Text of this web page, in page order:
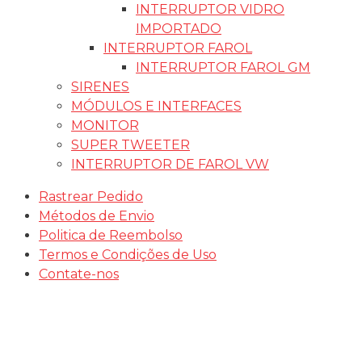
INTERRUPTOR VIDRO
IMPORTADO
INTERRUPTOR FAROL
INTERRUPTOR FAROL GM
SIRENES
MÓDULOS E INTERFACES
MONITOR
SUPER TWEETER
INTERRUPTOR DE FAROL VW
Rastrear Pedido
Métodos de Envio
Politica de Reembolso
Termos e Condições de Uso
Contate-nos